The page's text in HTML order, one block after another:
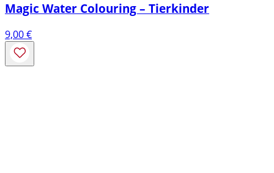
Magic Water Colouring – Tierkinder
9,00€